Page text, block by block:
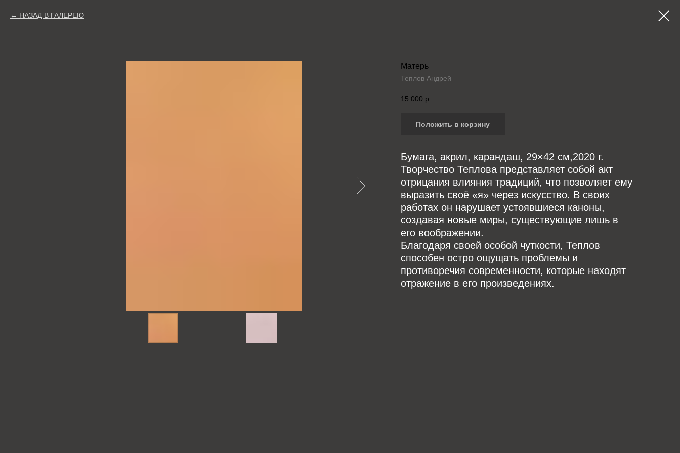
НАЗАД В ГАЛЕРЕЮ
Матерь
Теплов Андрей
15 000 р.
Положить в корзину
Бумага, акрил, карандаш, 29×42 см,2020 г.
Творчество Теплова представляет собой акт
отрицания влияния традиций, что позволяет ему
выразить своё «я» через искусство. В своих
работах он нарушает устоявшиеся каноны,
создавая новые миры, существующие лишь в
его воображении.
Благодаря своей особой чуткости, Теплов
способен остро ощущать проблемы и
противоречия современности, которые находят
отражение в его произведениях.